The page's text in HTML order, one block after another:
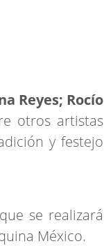
Reyes; Rocío
otros artistas
y festejo
se realizará
México.